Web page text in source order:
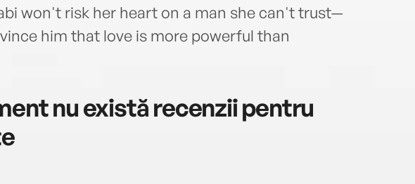
won't risk her heart on a man she can't trust—
him that love is more powerful than
nu există recenzii pentru